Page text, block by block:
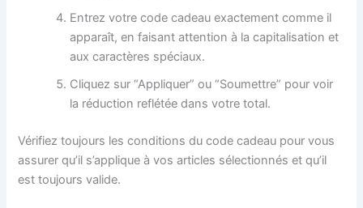
Entrez votre code cadeau exactement comme il
apparaît, en faisant attention à la capitalisation et
aux caractères spéciaux.
Cliquez sur “Appliquer” ou “Soumettre” pour voir
la réduction reflétée dans votre total.
Vérifiez toujours les conditions du code cadeau pour vous
assurer qu’il s’applique à vos articles sélectionnés et qu’il
est toujours valide.